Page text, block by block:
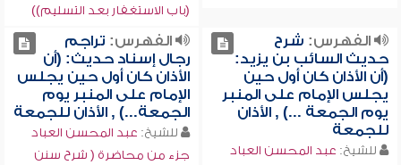
(باب الاستغفار بعد التسليم))
الفهرس: شرح
حديث السائب بن يزيد:
(أن الأذان كان أول حين
يجلس الإمام على المنبر
يوم الجمعة ...) , الأذان
للجمعة
للشيخ: عبد المحسن العباد
الفهرس: تراجم
رجال إسناد حديث: (أن
الأذان كان أول حين يجلس
الإمام على المنبر يوم
الجمعة...) , الأذان للجمعة
للشيخ: عبد المحسن العباد
جزء من محاضرة ( شرح سنن